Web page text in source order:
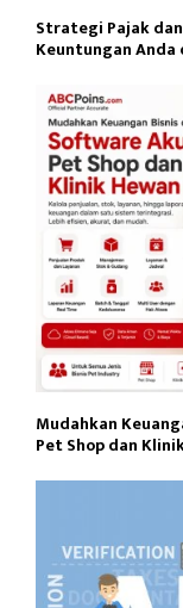
Strategi Pajak
Keuntungan Anda
Mudahkan
Pet Shop dan